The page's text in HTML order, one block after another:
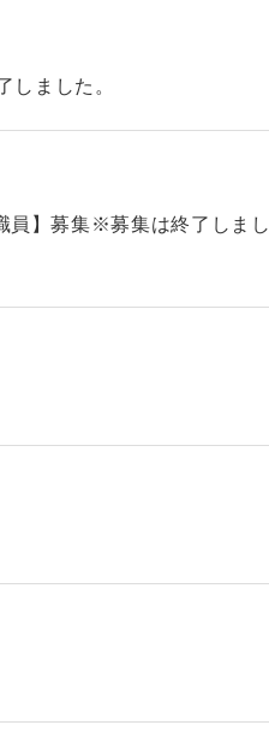
ました。
員】募集※募集は終了しまし